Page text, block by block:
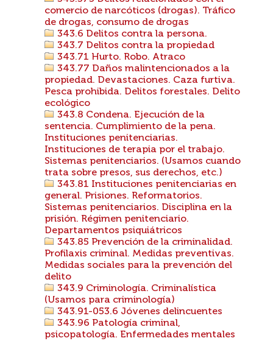
comercio de narcóticos (drogas). Tráfico
de drogas, consumo de drogas
343.6 Delitos contra la persona.
343.7 Delitos contra la propiedad
343.71 Hurto. Robo. Atraco
343.77 Daños malintencionados a la
propiedad. Devastaciones. Caza furtiva.
Pesca prohibida. Delitos forestales. Delito
ecológico
343.8 Condena. Ejecución de la
sentencia. Cumplimiento de la pena.
Instituciones penitenciarias.
Instituciones de terapia por el trabajo.
Sistemas penitenciarios. (Usamos cuando
trata sobre presos, sus derechos, etc.)
343.81 Instituciones penitenciarias en
general. Prisiones. Reformatorios.
Sistemas penitenciarios. Disciplina en la
prisión. Régimen penitenciario.
Departamentos psiquiátricos
343.85 Prevención de la criminalidad.
Profilaxis criminal. Medidas preventivas.
Medidas sociales para la prevención del
delito
343.9 Criminología. Criminalística
(Usamos para criminología)
343.91-053.6 Jóvenes delincuentes
343.96 Patología criminal,
psicopatología. Enfermedades mentales